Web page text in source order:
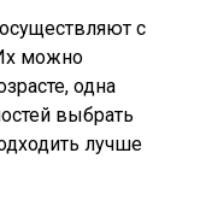
с
можно
одна
выбрать
лучше